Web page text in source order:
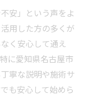
安」という声をよ
用した方の多くが
く安心して通え
に愛知県名古屋市
寧な説明や施術サ
も安心して始めら